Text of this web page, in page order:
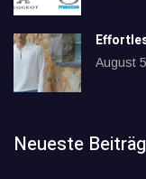
August
Neueste